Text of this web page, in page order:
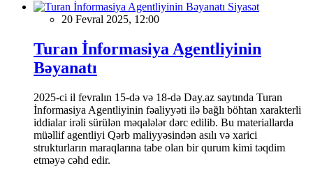
Siyasət
20 Fevral 2025, 12:00
Turan İnformasiya Agentliyinin
Bəyanatı
2025-ci il fevralın 15-də və 18-də Day.az saytında Turan
İnformasiya Agentliyinin fəaliyyəti ilə bağlı böhtan xarakterli
iddialar irəli sürülən məqalələr dərc edilib. Bu materiallarda
müəllif agentliyi Qərb maliyyəsindən asılı və xarici
strukturların maraqlarına tabe olan bir qurum kimi təqdim
etməyə cəhd edir.